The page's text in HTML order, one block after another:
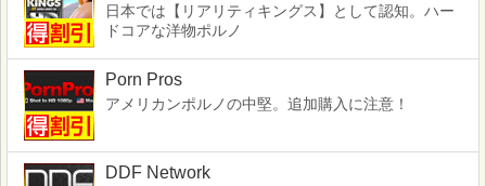
日本では【リアリティキングス】として認知。ハー
ドコアな洋物ポルノ
Porn Pros
アメリカンポルノの中堅。追加購入に注意！
DDF Network